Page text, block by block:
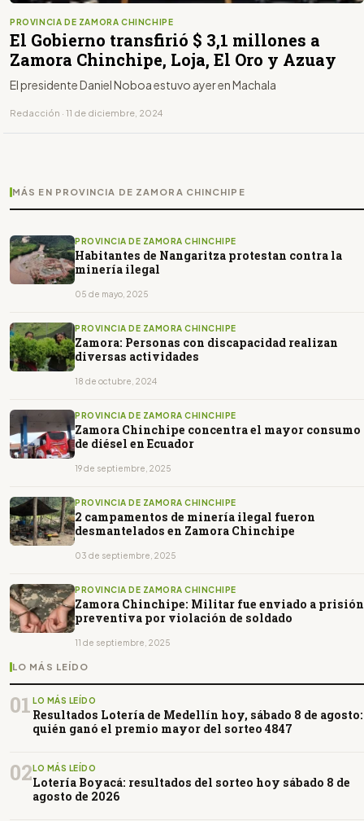
PROVINCIA DE ZAMORA CHINCHIPE
El Gobierno transfirió $ 3,1 millones a
Zamora Chinchipe, Loja, El Oro y Azuay
El presidente Daniel Noboa estuvo ayer en Machala
Redacción · 11 de diciembre, 2024
MÁS EN PROVINCIA DE ZAMORA CHINCHIPE
PROVINCIA DE ZAMORA CHINCHIPE
Habitantes de Nangaritza protestan contra la
minería ilegal
05 de mayo, 2025
PROVINCIA DE ZAMORA CHINCHIPE
Zamora: Personas con discapacidad realizan
diversas actividades
18 de octubre, 2024
PROVINCIA DE ZAMORA CHINCHIPE
Zamora Chinchipe concentra el mayor consumo
de diésel en Ecuador
19 de septiembre, 2025
PROVINCIA DE ZAMORA CHINCHIPE
2 campamentos de minería ilegal fueron
desmantelados en Zamora Chinchipe
03 de septiembre, 2025
PROVINCIA DE ZAMORA CHINCHIPE
Zamora Chinchipe: Militar fue enviado a prisión
preventiva por violación de soldado
11 de septiembre, 2025
LO MÁS LEÍDO
01 LO MÁS LEÍDO
Resultados Lotería de Medellín hoy, sábado 8 de agosto:
quién ganó el premio mayor del sorteo 4847
02 LO MÁS LEÍDO
Lotería Boyacá: resultados del sorteo hoy sábado 8 de
agosto de 2026